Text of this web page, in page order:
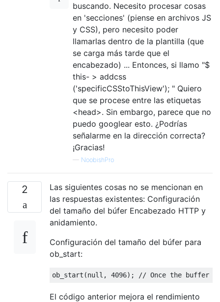
buscando. Necesito procesar cosas
en 'secciones' (piense en archivos JS
y CSS), pero necesito poder
llamarlas dentro de la plantilla (que
se carga más tarde que el
encabezado) ... Entonces, si llamo "$
this- > addcss
('specificCSStoThisView'); " Quiero
que se procese entre las etiquetas
<head>. Sin embargo, parece que no
puedo googlear esto. ¿Podrías
señalarme en la dirección correcta?
¡Gracias!
— NoobishPro
2
Las siguientes cosas no se mencionan en
las respuestas existentes: Configuración
del tamaño del búfer Encabezado HTTP y
anidamiento.
Configuración del tamaño del búfer para
ob_start:
ob_start (null , 4096); // Once the buffer
El código anterior mejora el rendimiento